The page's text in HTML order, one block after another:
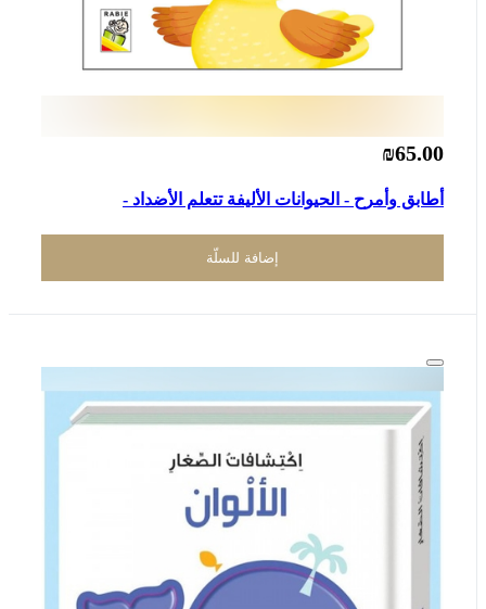
₪65.00
أطابق وأمرح - الحيوانات الأليفة تتعلم الأضداد -
إضافة للسلّة